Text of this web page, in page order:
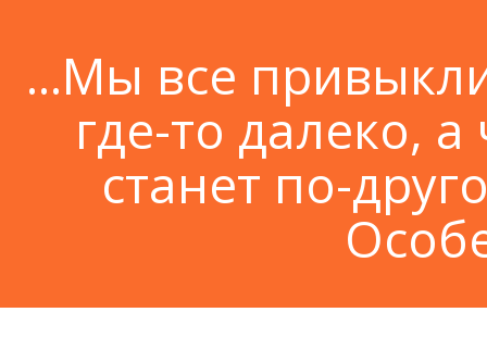
...Мы все
где-то далеко, а
станет по-